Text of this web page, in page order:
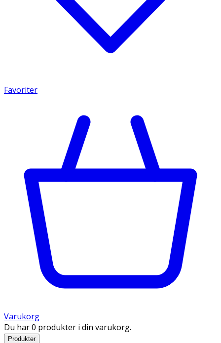
Favoriter
Varukorg
Du har 0 produkter i din varukorg.
Produkter